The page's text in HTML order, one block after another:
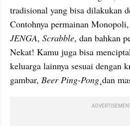
tradisional yang bisa dilakukan
Contohnya permainan Monopoli,
JENGA, Scrabble, dan bahkan
Nekat! Kamu juga bisa
keluarga lainnya sesuai dengan
gambar, Beer Ping-Pong¸dan